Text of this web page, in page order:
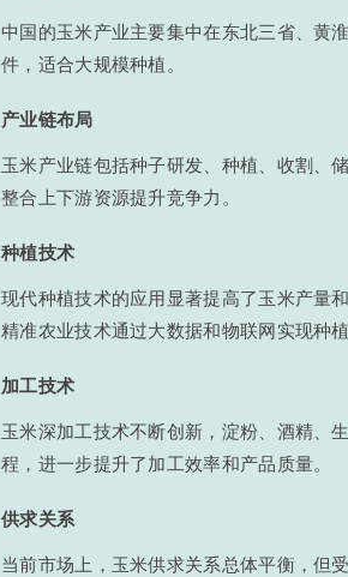
中国的玉米产业主要集中在东北三省、黄
件，适合大规模种植。
产业链布局
玉米产业链包括种子研发、种植、收割、
整合上下游资源提升竞争力。
种植技术
现代种植技术的应用显著提高了玉米产量
精准农业技术通过大数据和物联网实现种植
加工技术
玉米深加工技术不断创新，淀粉、酒精、
程，进一步提升了加工效率和产品质量。
供求关系
当前市场上，玉米供求关系总体平衡，但